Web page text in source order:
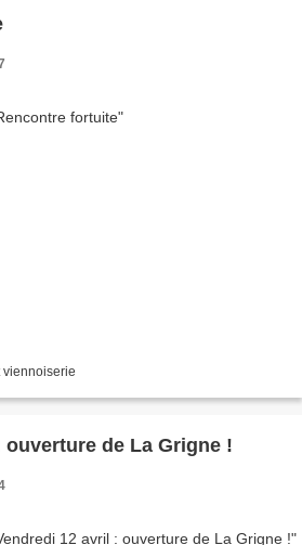
viennoiserie
de La Grigne !